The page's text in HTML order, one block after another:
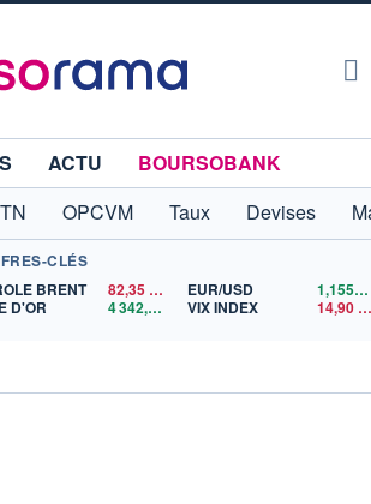
ACTU
BOURSOBANK
OPCVM Taux Devises
CLÉS
BRENT
82,35$US
D'OR
4 342,26 $US
EUR/USD 1,1559
VIX INDEX
14,90